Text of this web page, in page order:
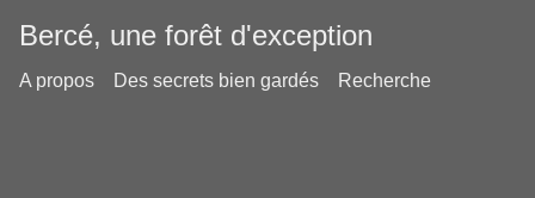
Bercé, une forêt d'exception
A propos Des secrets bien gardés Recherche